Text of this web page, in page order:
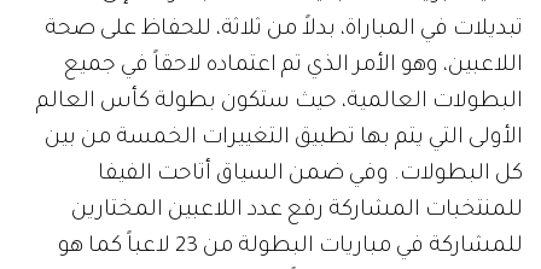
تبديلات في المباراة، بدلاً من ثلاثة، للحفاظ على صحة
اللاعبين، وهو الأمر الذي تم اعتماده لاحقاً في جميع
البطولات العالمية، حيث ستكون بطولة كأس العالم
الأولى التي يتم بها تطبيق التغييرات الخمسة من بين
كل البطولات. وفي ضمن السياق أتاحت الفيفا
للمنتخبات المشاركة رفع عدد اللاعبين المختارين
للمشاركة في مباريات البطولة من 23 لاعباً كما هو